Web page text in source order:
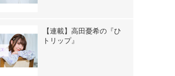
【連載】高田憂希の『ひ
トリップ』